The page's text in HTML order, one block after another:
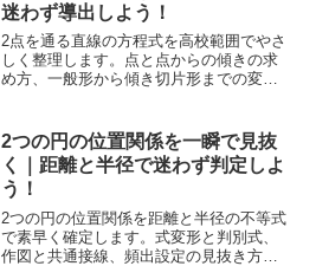
迷わず導出しよう！
2点を通る直線の方程式を高校範囲でやさ
しく整理します。点と点からの傾きの求
め方、一般形から傾き切片形までの変
点と代数的視点で対比し、実戦の入試問
題に通じる演習例とチェックリストも付
けます。
2つの円の位置関係を一瞬で見抜
く｜距離と半径で迷わず判定しよ
う！
2つの円の位置関係を距離と半径の不等式
で素早く確定します。式変形と判別式、
作図と共通接線、頻出設定の見抜き方ま